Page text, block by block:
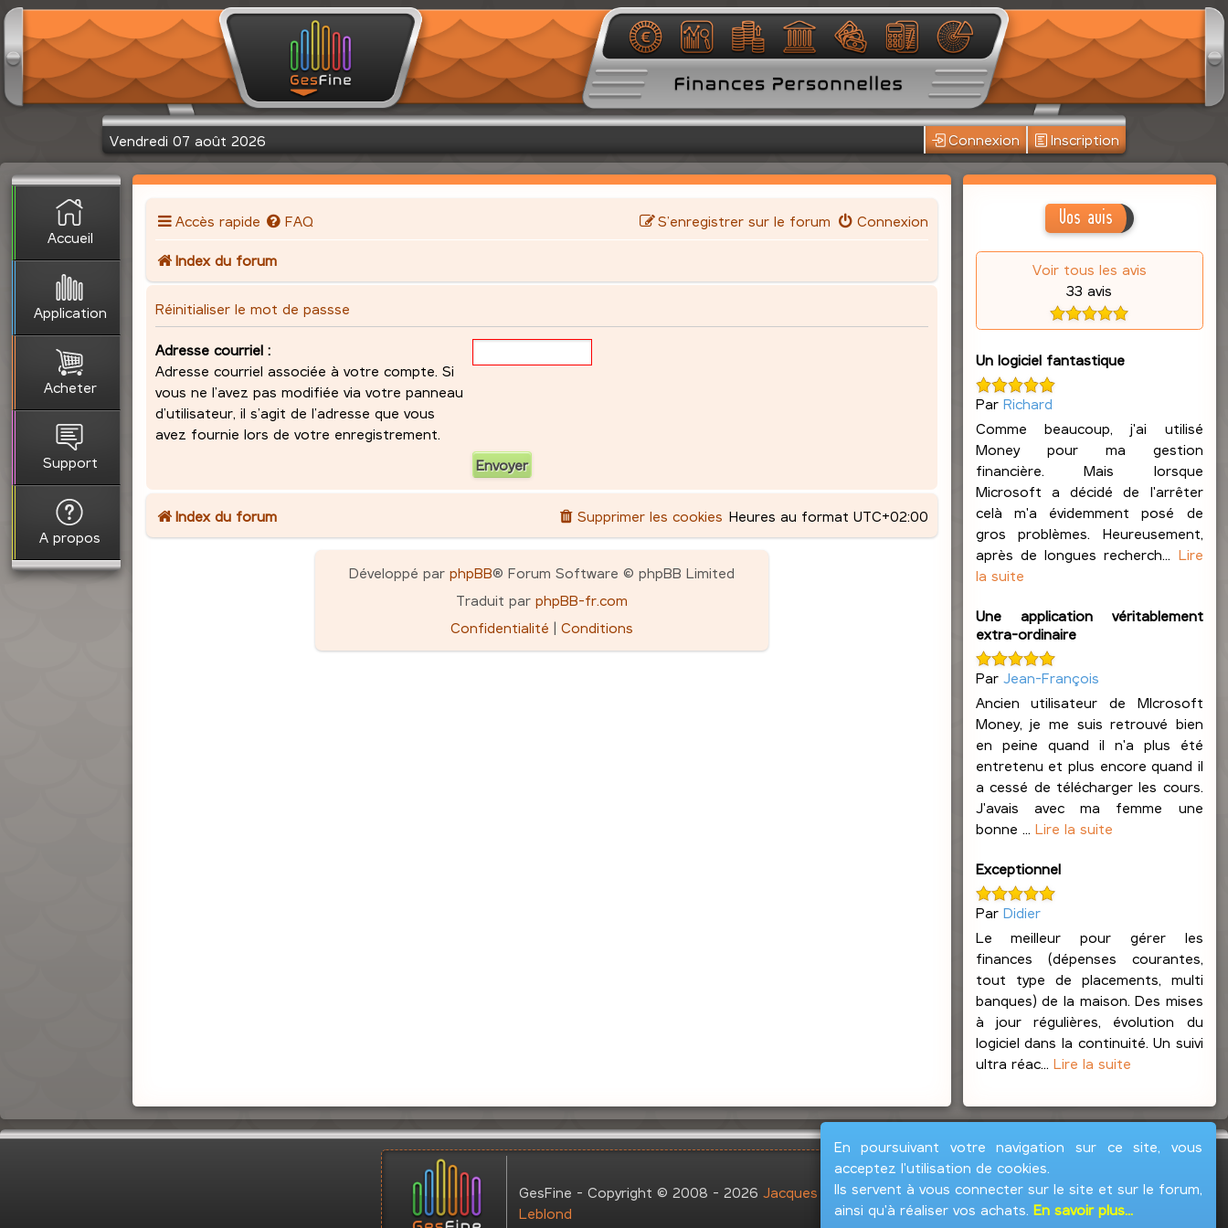
Vendredi 07 août 2026 Connexion Inscription
Accueil
Application
Acheter
Support
A propos
Accès rapide FAQ Connexion
S’enregistrer sur le forum
Index du forum
Réinitialiser le mot de passse
Adresse courriel :
Adresse courriel associée à votre compte. Si
vous ne l’avez pas modifiée via votre panneau
d’utilisateur, il s’agit de l’adresse que vous
avez fournie lors de votre enregistrement.
Index du forum Heures au format UTC+02:00
Supprimer les cookies
Développé par phpBB® Forum Software © phpBB Limited
Traduit par phpBB-fr.com
Confidentialité | Conditions
Vos avis
Voir tous les avis
33 avis
Un logiciel fantastique
Par Richard
Comme beaucoup, j'ai utilisé
Money pour ma gestion
financière. Mais lorsque
Microsoft a décidé de l'arrêter
celà m'a évidemment posé de
gros problèmes. Heureusement,
après de longues recherch... Lire
la suite
Une application véritablement
extra-ordinaire
Par Jean-François
Ancien utilisateur de MIcrosoft
Money, je me suis retrouvé bien
en peine quand il n'a plus été
entretenu et plus encore quand il
a cessé de télécharger les cours.
J'avais avec ma femme une
bonne ... Lire la suite
Exceptionnel
Par Didier
Le meilleur pour gérer les
finances (dépenses courantes,
tout type de placements, multi
banques) de la maison. Des mises
à jour régulières, évolution du
logiciel dans la continuité. Un suivi
ultra réac... Lire la suite
En poursuivant votre navigation sur ce site, vous
acceptez l'utilisation de cookies.
Ils servent à vous connecter sur le site et sur le forum,
ainsi qu'à réaliser vos achats. En savoir plus...
GesFine - Copyright © 2008 - 2026Jacques
Leblond